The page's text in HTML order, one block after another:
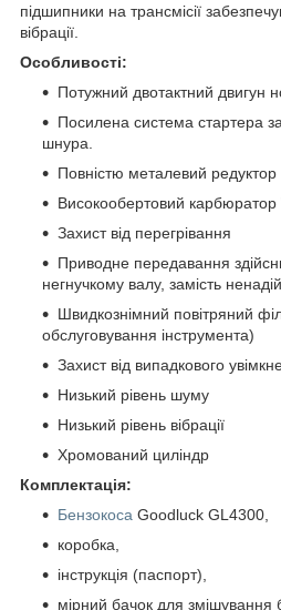
підшипники на трансмісії
вібрації.
Особливості:
Потужний двотактний двигун
Посилена система стартера
шнура.
Повністю металевий редуктор
Високообертовий
Захист від перегрівання
Приводне передавання
негнучкому валу, замість
Швидкознімний повітряний
обслуговування інструмента)
Захист від випадкового
Низький рівень шуму
Низький рівень вібрації
Хромований циліндр
Комплектація:
Бензокоса Goodluck GL4300,
коробка,
інструкція (паспорт),
мірний бачок для змішування